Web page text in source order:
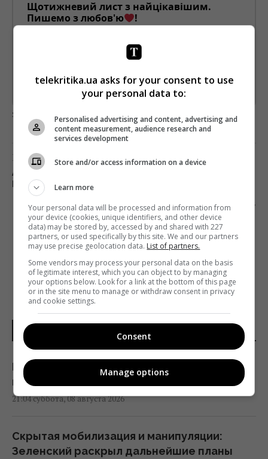
Щотижневий лист з найцікавішим.
Пишемо з любов'ю
!
Предоставлено SendPulse
загрузка...
Предыдущий пост
АЛЕКСЕЙ МУСТАФИН НАЧАЛ РАБОТАТЬ НА
ESPRESO.TV
Следующий пост
КОНКУРЕНТ FACEBOOK УВЕЛИЧИЛ СВОЙ
ГОДОВОЙ ДОХОД НА 800%
НОВОСТИ УКРАИНЫ
Путин стянул в Москву ПВО со всей России,
но потери все равно огромны, – Зеленский
21:04 суббота, 08 августа 2026
Скрытая мобилизация и манипуляции:
Зеленский раскрыл дальнейшие планы
telekritika.ua asks for your consent to use
your personal data to:
Personalised advertising and content, advertising and
content measurement, audience research and
services development
Store and/or access information on a device
Learn more
Your personal data will be processed and information from
your device (cookies, unique identifiers, and other device
data) may be stored by, accessed by and shared with 227
partners, or used specifically by this site. We and our partners
may use precise geolocation data. List of partners.
Some vendors may process your personal data on the basis
of legitimate interest, which you can object to by managing
your options below. Look for a link at the bottom of this page
or in the site menu to manage or withdraw consent in privacy
and cookie settings.
Consent
Manage options